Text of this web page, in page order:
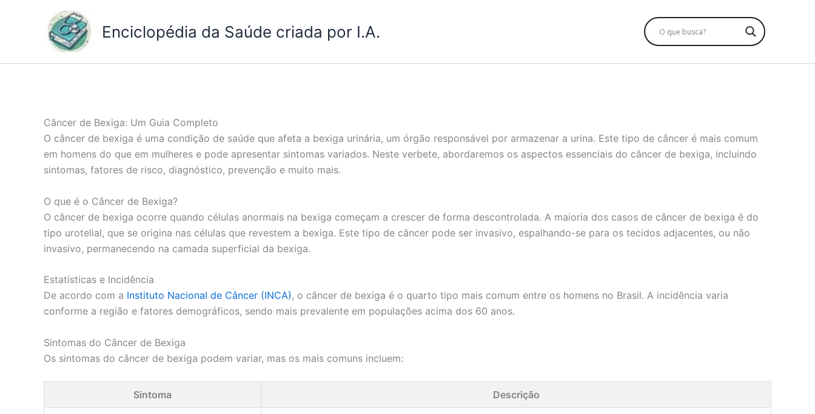
Enciclopédia da Saúde criada por I.A.
Câncer de Bexiga: Um Guia Completo
O câncer de bexiga é uma condição de saúde que afeta a bexiga urinária, um órgão responsável por armazenar a urina. Este tipo de câncer é mais comum
em homens do que em mulheres e pode apresentar sintomas variados. Neste verbete, abordaremos os aspectos essenciais do câncer de bexiga, incluindo
sintomas, fatores de risco, diagnóstico, prevenção e muito mais.
O que é o Câncer de Bexiga?
O câncer de bexiga ocorre quando células anormais na bexiga começam a crescer de forma descontrolada. A maioria dos casos de câncer de bexiga é do
tipo urotelial, que se origina nas células que revestem a bexiga. Este tipo de câncer pode ser invasivo, espalhando-se para os tecidos adjacentes, ou não
invasivo, permanecendo na camada superficial da bexiga.
Estatísticas e Incidência
De acordo com a Instituto Nacional de Câncer (INCA), o câncer de bexiga é o quarto tipo mais comum entre os homens no Brasil. A incidência varia
conforme a região e fatores demográficos, sendo mais prevalente em populações acima dos 60 anos.
Sintomas do Câncer de Bexiga
Os sintomas do câncer de bexiga podem variar, mas os mais comuns incluem:
Sintoma Descrição